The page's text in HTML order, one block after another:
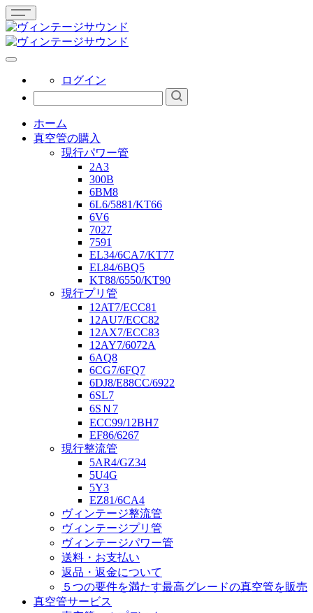
ログイン
ホーム
真空管の購入
現行パワー管
2A3
300B
6BM8
6L6/5881/KT66
6V6
7027
7591
EL34/6CA7/KT77
EL84/6BQ5
KT88/6550/KT90
現行プリ管
12AT7/ECC81
12AU7/ECC82
12AX7/ECC83
12AY7/6072A
6AQ8
6CG7/6FQ7
6DJ8/E88CC/6922
6SL7
6SＮ7
ECC99/12BH7
EF86/6267
現行整流管
5AR4/GZ34
5U4G
5Y3
EZ81/6CA4
ヴィンテージ整流管
ヴィンテージプリ管
ヴィンテージパワー管
送料・お支払い
返品・返金について
５つの要件を満たす最高グレードの真空管を販売
真空管サービス